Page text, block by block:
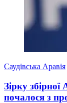
Саудівська Аравія
Зірку збірної
почалося з